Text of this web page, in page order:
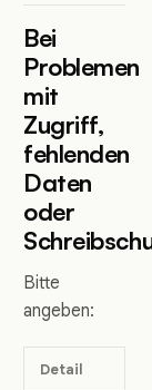
Bei
Problemen
mit
Zugriff,
fehlenden
Daten
oder
Bitte
angeben:
Detail